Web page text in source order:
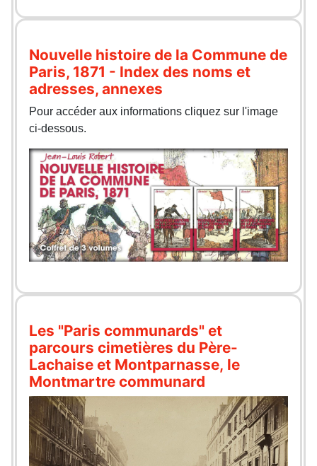
Nouvelle histoire de la Commune de
Paris, 1871 - Index des noms et
adresses, annexes
Pour accéder aux informations cliquez sur l'image
ci-dessous.
Les "Paris communards" et
parcours cimetières du Père-
Lachaise et Montparnasse, le
Montmartre communard